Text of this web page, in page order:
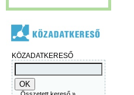
KÖZADATKERESŐ